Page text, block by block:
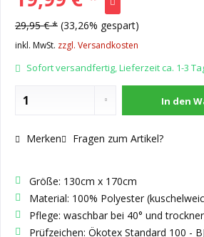
29,95 € * (33,26% gespart)
inkl. MwSt. zzgl. Versandkosten
Sofort versandfertig, Lieferzeit ca. 1-3
In den
Merken Fragen zum Artikel?
Größe: 130cm x 170cm
Material: 100% Polyester
Pflege: waschbar bei 40° und
Prüfzeichen: Ökotex Standard 100 -